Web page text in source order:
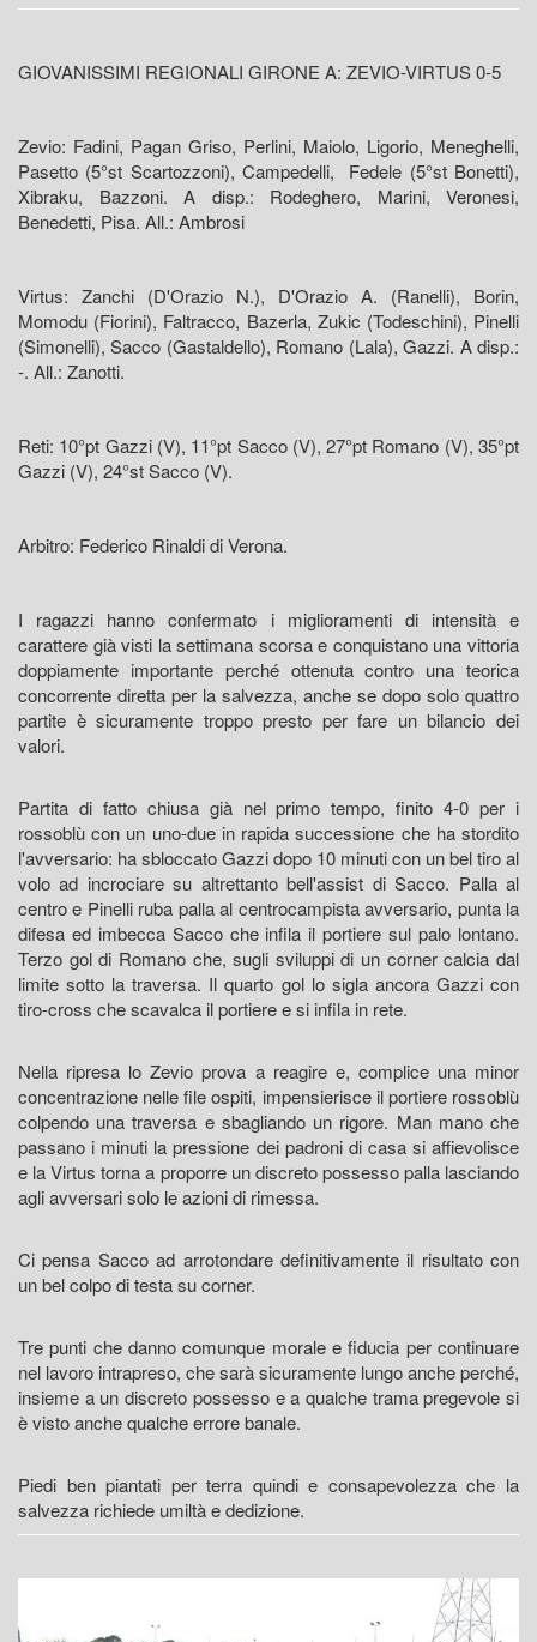
GIOVANISSIMI REGIONALI GIRONE A: ZEVIO-VIRTUS 0-5
Zevio: Fadini, Pagan Griso, Perlini, Maiolo, Ligorio, Meneghelli,
Pasetto (5°st Scartozzoni), Campedelli, Fedele (5°st Bonetti),
Xibraku, Bazzoni. A disp.: Rodeghero, Marini, Veronesi,
Benedetti, Pisa. All.: Ambrosi
Virtus: Zanchi (D'Orazio N.), D'Orazio A. (Ranelli), Borin,
Momodu (Fiorini), Faltracco, Bazerla, Zukic (Todeschini), Pinelli
(Simonelli), Sacco (Gastaldello), Romano (Lala), Gazzi. A disp.:
-. All.: Zanotti.
Reti: 10°pt Gazzi (V), 11°pt Sacco (V), 27°pt Romano (V), 35°pt
Gazzi (V), 24°st Sacco (V).
Arbitro: Federico Rinaldi di Verona.
I ragazzi hanno confermato i miglioramenti di intensità e
carattere già visti la settimana scorsa e conquistano una vittoria
doppiamente importante perché ottenuta contro una teorica
concorrente diretta per la salvezza, anche se dopo solo quattro
partite è sicuramente troppo presto per fare un bilancio dei
valori.
Partita di fatto chiusa già nel primo tempo, finito 4-0 per i
rossoblù con un uno-due in rapida successione che ha stordito
l'avversario: ha sbloccato Gazzi dopo 10 minuti con un bel tiro al
volo ad incrociare su altrettanto bell'assist di Sacco. Palla al
centro e Pinelli ruba palla al centrocampista avversario, punta la
difesa ed imbecca Sacco che infila il portiere sul palo lontano.
Terzo gol di Romano che, sugli sviluppi di un corner calcia dal
limite sotto la traversa. Il quarto gol lo sigla ancora Gazzi con
tiro-cross che scavalca il portiere e si infila in rete.
Nella ripresa lo Zevio prova a reagire e, complice una minor
concentrazione nelle file ospiti, impensierisce il portiere rossoblù
colpendo una traversa e sbagliando un rigore. Man mano che
passano i minuti la pressione dei padroni di casa si affievolisce
e la Virtus torna a proporre un discreto possesso palla lasciando
agli avversari solo le azioni di rimessa.
Ci pensa Sacco ad arrotondare definitivamente il risultato con
un bel colpo di testa su corner.
Tre punti che danno comunque morale e fiducia per continuare
nel lavoro intrapreso, che sarà sicuramente lungo anche perché,
insieme a un discreto possesso e a qualche trama pregevole si
è visto anche qualche errore banale.
Piedi ben piantati per terra quindi e consapevolezza che la
salvezza richiede umiltà e dedizione.